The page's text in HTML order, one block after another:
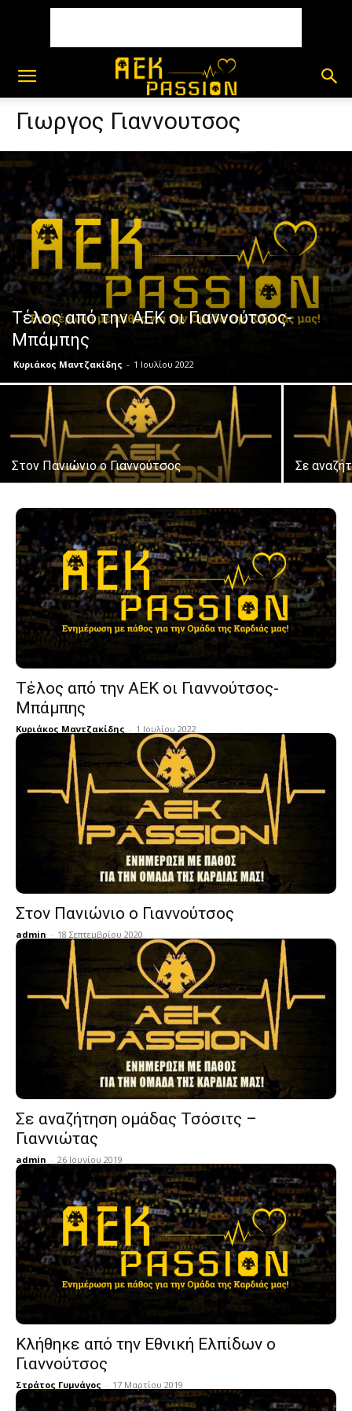
Γιωργος Γιαννουτσος
Τέλος από την ΑΕΚ οι Γιαννούτσος-
Μπάμπης
Κυριάκος Μαντζακίδης - 1 Ιουλίου 2022
Στον Πανιώνιο ο Γιαννούτσος Σε
Τέλος από την ΑΕΚ οι Γιαννούτσος-
Μπάμπης
Κυριάκος Μαντζακίδης - 1 Ιουλίου 2022
Στον Πανιώνιο ο Γιαννούτσος
admin - 18 Σεπτεμβρίου 2020
Σε αναζήτηση ομάδας Τσόσιτς –
Γιαννιώτας
admin - 26 Ιουνίου 2019
Κλήθηκε από την Εθνική Ελπίδων ο
Γιαννούτσος
Στράτος Γυμνάγος - 17 Μαρτίου 2019